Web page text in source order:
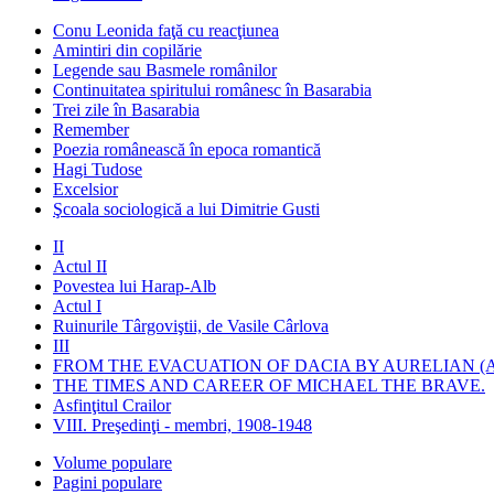
Conu Leonida faţă cu reacţiunea
Amintiri din copilărie
Legende sau Basmele românilor
Continuitatea spiritului românesc în Basarabia
Trei zile în Basarabia
Remember
Poezia românească în epoca romantică
Hagi Tudose
Excelsior
Şcoala sociologică a lui Dimitrie Gusti
II
Actul II
Povestea lui Harap-Alb
Actul I
Ruinurile Târgoviştii, de Vasile Cârlova
III
FROM THE EVACUATION OF DACIA BY AURELIAN
THE TIMES AND CAREER OF MICHAEL THE BRAVE.
Asfinţitul Crailor
VIII. Preşedinţi - membri, 1908-1948
Volume populare
Pagini populare